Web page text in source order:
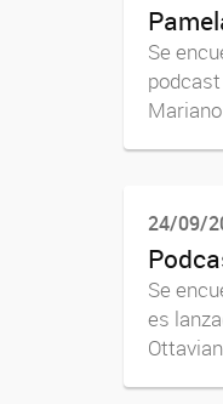
Se
24/09/
Se
es